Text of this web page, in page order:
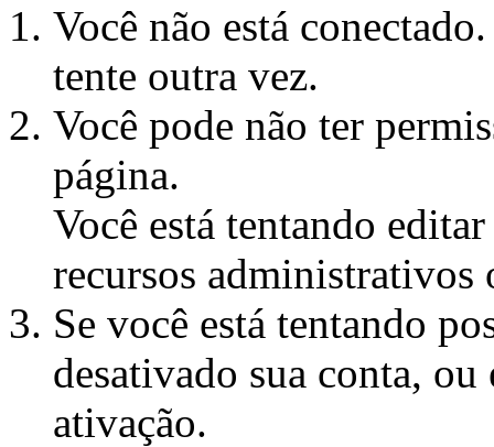
Você não está
tente outra vez.
Você pode não ter
página.
Você está tentando
recursos
Se você está tentando
desativado sua conta, ou
ativação.